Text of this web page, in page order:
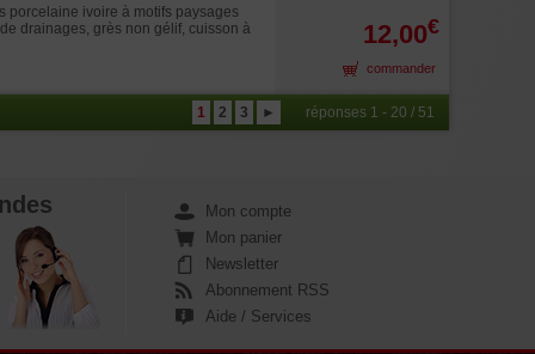
porcelaine ivoire à motifs paysages
drainages, grès non gélif, cuisson à
12,00€
commander
1 2 3 ► réponses 1 - 20 / 51
Mon compte
Mon panier
Newsletter
Abonnement RSS
Aide / Services